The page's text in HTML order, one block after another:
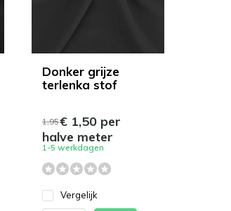
Donker grijze
terlenka stof
1,95€ 1,50 per
halve meter
1-5 werkdagen
Vergelijk